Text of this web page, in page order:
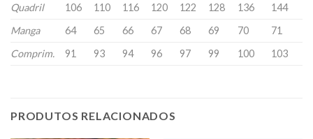
Quadril
106 110 116 120 122 128 136
144
Manga
64 65 66 67 68 69 70
71
Comprim.
91 93 94 96 97 99 100 103
PRODUTOS RELACIONADOS